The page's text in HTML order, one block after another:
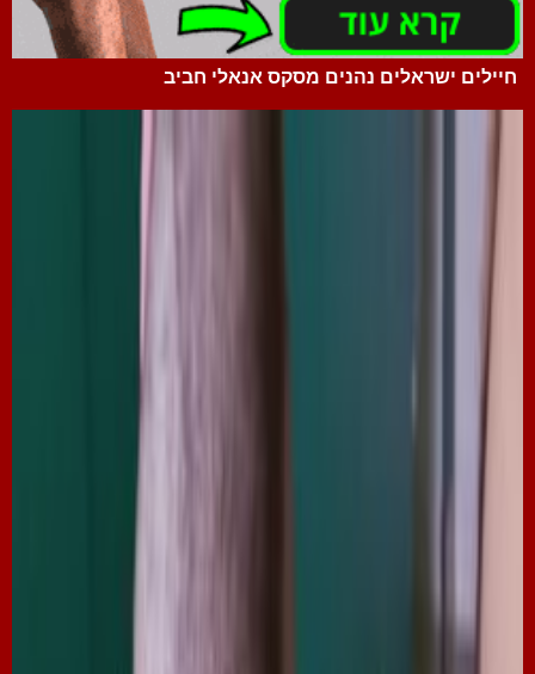
חיילים ישראלים נהנים מסקס אנאלי חביב